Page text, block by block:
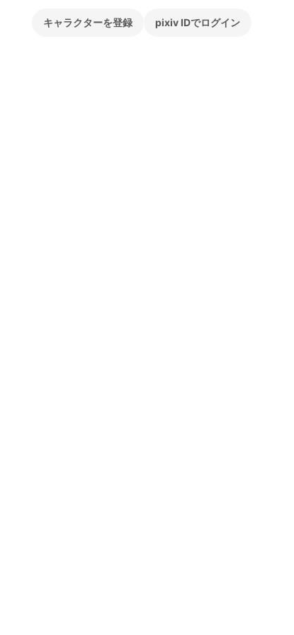
キャラクターを登録 pixiv IDでログイン